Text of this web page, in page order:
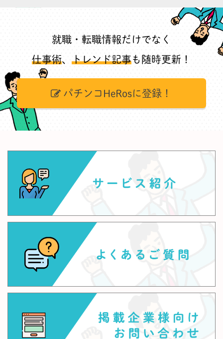
就職・転職情報だけでなく
仕事術、 トレンド記事も随時更新！
パチンコHeRosに登録！